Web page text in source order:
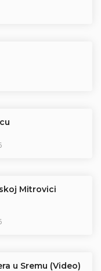
Mitrovici
u Sremu (Video)